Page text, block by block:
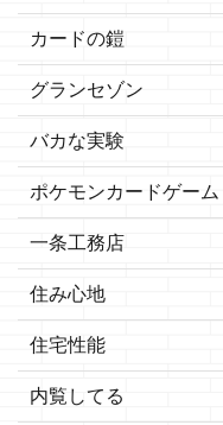
カードの鎧
グランセゾン
バカな実験
ポケモンカードゲーム
一条工務店
住み心地
住宅性能
内覧してる